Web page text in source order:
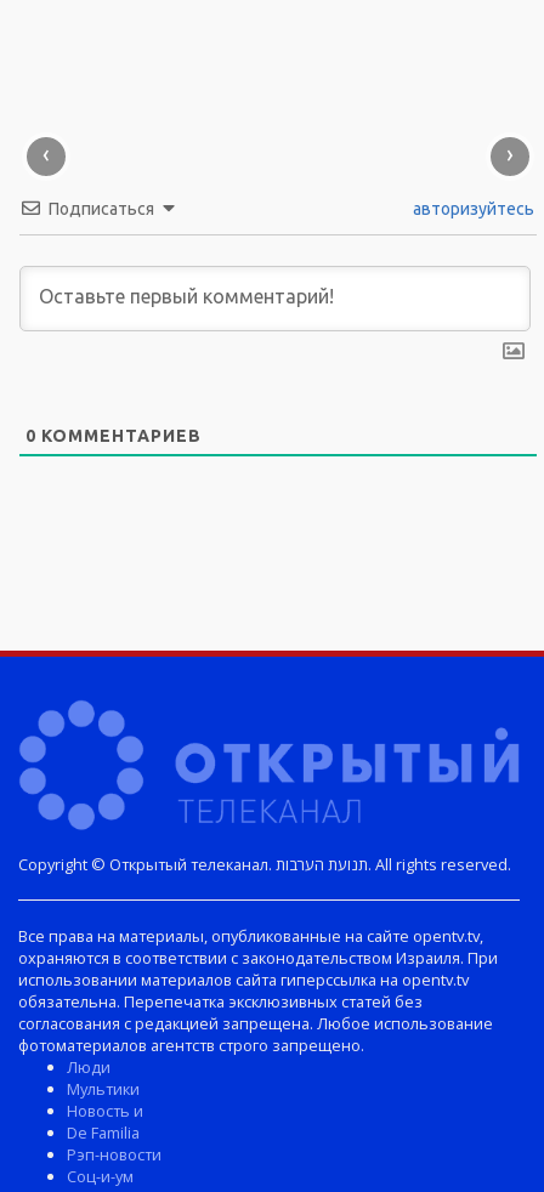
‹ ›
Подписаться авторизуйтесь
0 КОММЕНТАРИЕВ
Copyright © Открытый телеканал. תנועת הערבות. All rights reserved.
Все права на материалы, опубликованные на сайте opentv.tv,
охраняются в соответствии с законодательством Израиля. При
использовании материалов сайта гиперссылка на opentv.tv
обязательна. Перепечатка эксклюзивных статей без
согласования с редакцией запрещена. Любое использование
фотоматериалов агентств строго запрещено.
Люди
Мультики
Новость и
De Familia
Рэп-новости
Соц-и-ум